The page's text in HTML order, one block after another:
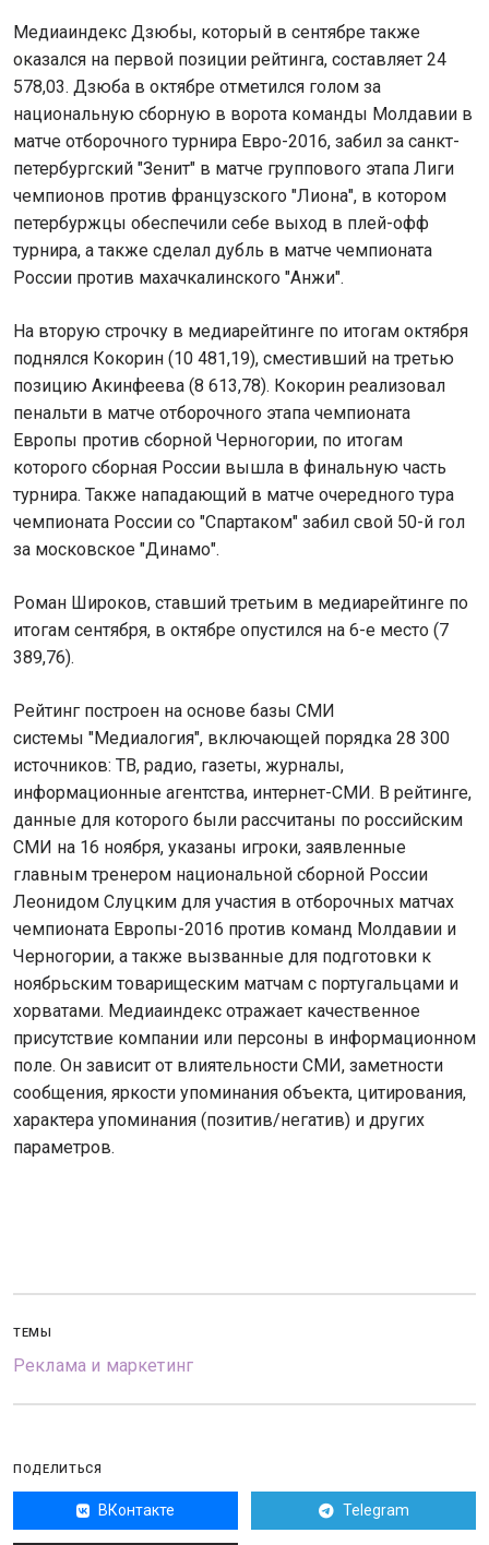
Медиаиндекс Дзюбы, который в сентябре также
оказался на первой позиции рейтинга, составляет 24
578,03. Дзюба в октябре отметился голом за
национальную сборную в ворота команды Молдавии в
матче отборочного турнира Евро-2016, забил за санкт-
петербургский "Зенит" в матче группового этапа Лиги
чемпионов против французского "Лиона", в котором
петербуржцы обеспечили себе выход в плей-офф
турнира, а также сделал дубль в матче чемпионата
России против махачкалинского "Анжи".
На вторую строчку в медиарейтинге по итогам октября
поднялся Кокорин (10 481,19), сместивший на третью
позицию Акинфеева (8 613,78). Кокорин реализовал
пенальти в матче отборочного этапа чемпионата
Европы против сборной Черногории, по итогам
которого сборная России вышла в финальную часть
турнира. Также нападающий в матче очередного тура
чемпионата России со "Спартаком" забил свой 50-й гол
за московское "Динамо".
Роман Широков, ставший третьим в медиарейтинге по
итогам сентября, в октябре опустился на 6-е место (7
389,76).
Рейтинг построен на основе базы СМИ
системы "Медиалогия", включающей порядка 28 300
источников: ТВ, радио, газеты, журналы,
информационные агентства, интернет-СМИ. В рейтинге,
данные для которого были рассчитаны по российским
СМИ на 16 ноября, указаны игроки, заявленные
главным тренером национальной сборной России
Леонидом Слуцким для участия в отборочных матчах
чемпионата Европы-2016 против команд Молдавии и
Черногории, а также вызванные для подготовки к
ноябрьским товарищеским матчам с португальцами и
хорватами. Медиаиндекс отражает качественное
присутствие компании или персоны в информационном
поле. Он зависит от влиятельности СМИ, заметности
сообщения, яркости упоминания объекта, цитирования,
характера упоминания (позитив/негатив) и других
параметров.
ТЕМЫ
Реклама и маркетинг
ПОДЕЛИТЬСЯ
ВКонтакте Telegram